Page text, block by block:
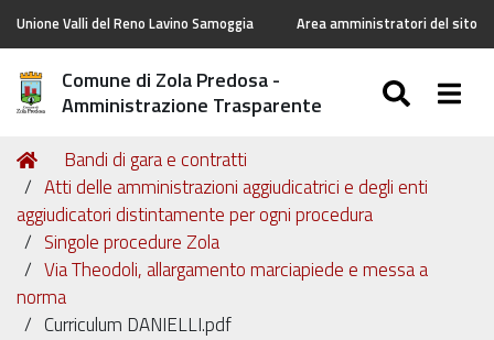
Unione Valli del Reno Lavino Samoggia Area amministratori del sito
Comune di Zola Predosa -
Amministrazione Trasparente
Tu
sei
qui:
Home
Bandi di gara e contratti
Atti delle amministrazioni aggiudicatrici e degli enti
aggiudicatori distintamente per ogni procedura
Singole procedure Zola
Via Theodoli, allargamento marciapiede e messa a
norma
Curriculum DANIELLI.pdf